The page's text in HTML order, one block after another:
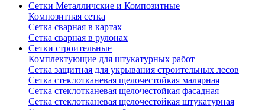
Сетки Металличские и Композитные
Композитная сетка
Сетка сварная в картах
Сетка сварная в рулонах
Сетки строительные
Комплектующие для штукатурных работ
Сетка защитная для укрывания строительных лесов
Сетка стеклотканевая щелочестойкая малярная
Сетка стеклотканевая щелочестойкая фасадная
Сетка стеклотканевая щелочестойкая штукатурная